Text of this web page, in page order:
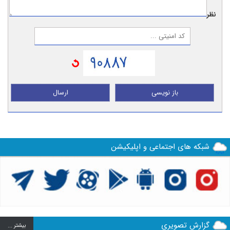
نظر:
ارسال باز نویسی
شبکه های اجتماعی و اپلیکیشن
گزارش تصویری بيشتر ...